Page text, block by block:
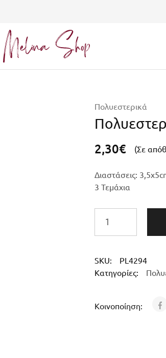
Melina
Shop
Πολυεστερικά
2,30€ (Σε
Διαστάσεις:
3 Τεμάχια
SKU:
PL4294
Κατηγορίες:
Κοινοποίηση: